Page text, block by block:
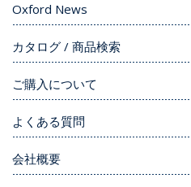
Oxford News
カタログ / 商品検索
ご購入について
よくある質問
会社概要